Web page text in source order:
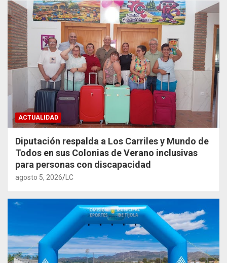
ACTUALIDAD
Diputación respalda a Los Carriles y Mundo de
Todos en sus Colonias de Verano inclusivas
para personas con discapacidad
agosto 5, 2026 LC